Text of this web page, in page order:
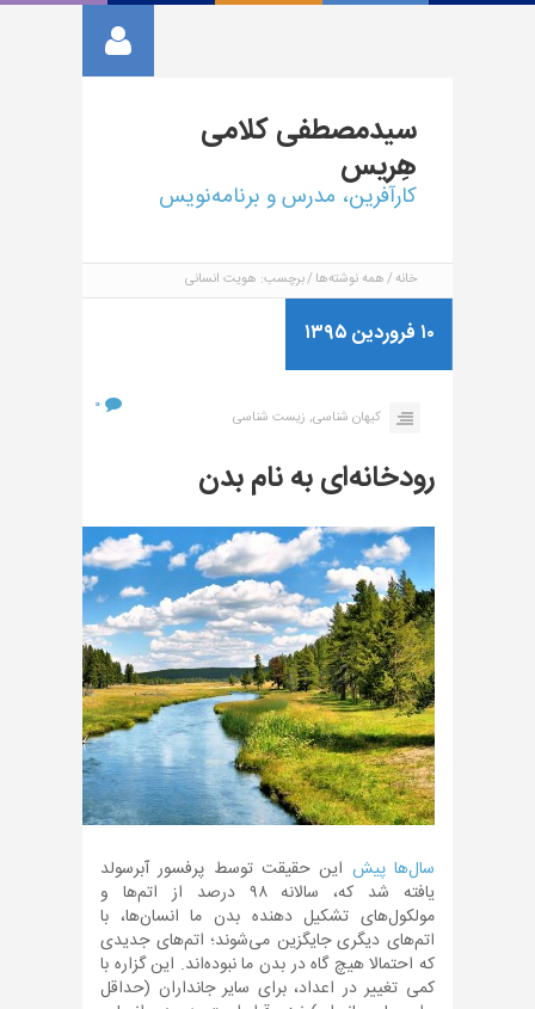
سیدمصطفیکلامی
هِریس
کارآفرین، مدرس و برنامه‌نویس
خانه همه نوشته‌ها برچسب: هویت انسانی
۱۰ فروردین ۱۳۹۵
کیهان شناسی, زیست شناسی
۰
رودخانه‌ای به نام بدن
سال‌ها پیش این حقیقت توسط پرفسور آبرسولد
یافته شد که، سالانه ۹۸ درصد از اتم‌ها و
مولکول‌های تشکیل دهنده بدن ما انسان‌ها، با
اتم‌های دیگری جایگزین می‌شوند؛ اتم‌های جدیدی
که احتمالا هیچ گاه در بدن ما نبوده‌اند. این گزاره با
کمی تغییر در اعداد، برای سایر جانداران (حداقل